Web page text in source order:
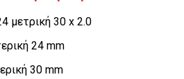
μετρική 30 x 2.0
24 mm
30 mm